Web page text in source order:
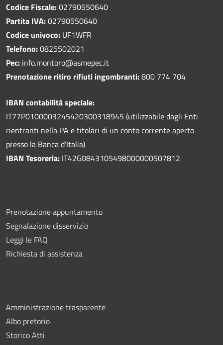
Codice Fiscale:02790550640
Partita IVA:02790550640
Codice univoco: UF1WFR
Telefono:0825502021
Pec: info.montoro@asmepec.it
Prenotazione ritiro rifiuti ingombranti:800 774 704
IBAN contabilità speciale:
IT77P0100003245420300318945 (utilizzabile dagli Enti
rientranti nella PA e titolari di un conto corrente aperto
presso la Banca d'Italia)
IBAN Tesoreria: IT42G0843105498000000507812
Prenotazione appuntamento
Segnalazione disservizio
Leggi le FAQ
Richiesta di assistenza
Amministrazione trasparente
Albo pretorio
Storico Atti